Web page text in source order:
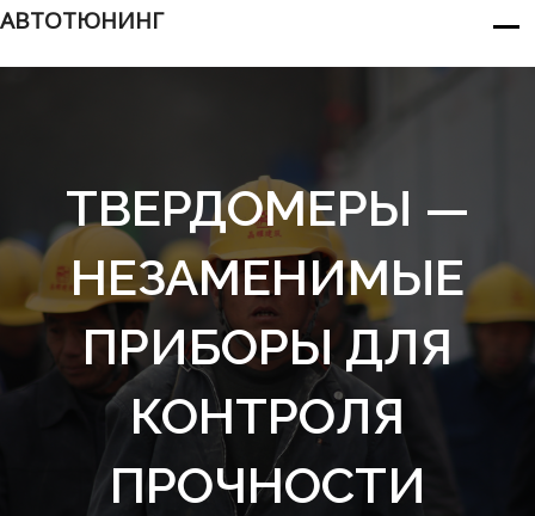
АВТОТЮНИНГ
ТВЕРДОМЕРЫ —
НЕЗАМЕНИМЫЕ
ПРИБОРЫ ДЛЯ
КОНТРОЛЯ
ПРОЧНОСТИ